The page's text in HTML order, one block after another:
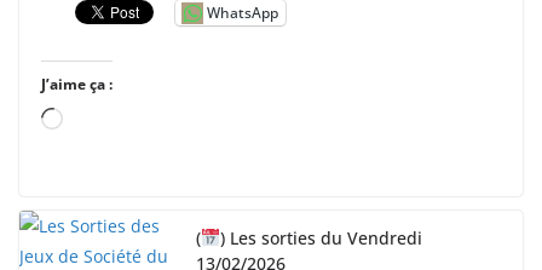
WhatsApp
J’aime ça :
C
(
) Les sorties du Vendredi
13/02/2026